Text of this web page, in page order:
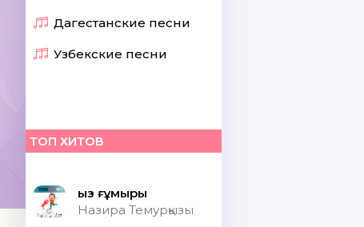
Дагестанские песни
Узбекские песни
ТОП ХИТОВ
Қыз ғұмыры
Назира Темурқызы